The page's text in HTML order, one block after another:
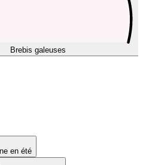
Brebis galeuses
en été